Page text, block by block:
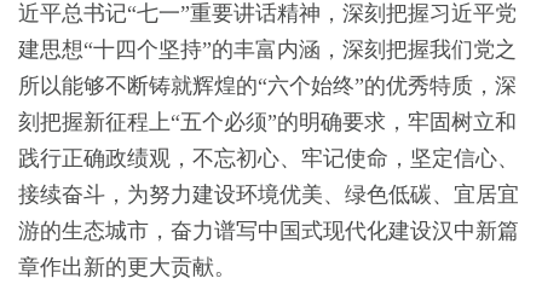
近平总书记“七一”重要讲话精神，深刻把握习近平党
建思想“十四个坚持”的丰富内涵，深刻把握我们党之
所以能够不断铸就辉煌的“六个始终”的优秀特质，深
刻把握新征程上“五个必须”的明确要求，牢固树立和
践行正确政绩观，不忘初心、牢记使命，坚定信心、
接续奋斗，为努力建设环境优美、绿色低碳、宜居宜
游的生态城市，奋力谱写中国式现代化建设汉中新篇
章作出新的更大贡献。